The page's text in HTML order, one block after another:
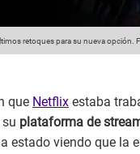
retoques para su nueva opción.
que Netflix estaba
plataforma de
estado viendo que la